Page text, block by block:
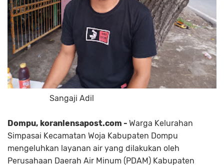
Sangaji Adil
Dompu, koranlensapost.com - Warga Kelurahan
Simpasai Kecamatan Woja Kabupaten Dompu
mengeluhkan layanan air yang dilakukan oleh
Perusahaan Daerah Air Minum (PDAM) Kabupaten